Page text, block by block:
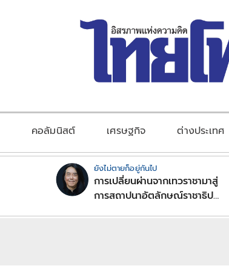
คอลัมนิสต์ เศรษฐกิจ ต่างประเทศ
ยังไม่ตายก็อยู่กันไป
การเปลี่ยนผ่านจากเทวราชามาสู่
การสถาปนาอัตลักษณ์ราชาธิป